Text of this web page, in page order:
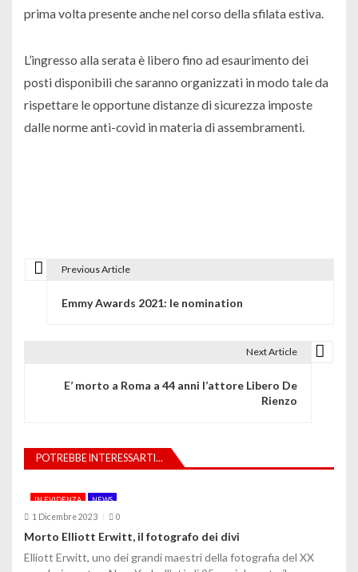
prima volta presente anche nel corso della sfilata estiva.
L’ingresso alla serata è libero fino ad esaurimento dei
posti disponibili che saranno organizzati in modo tale da
rispettare le opportune distanze di sicurezza imposte
dalle norme anti-covid in materia di assembramenti.
o
n
Previous Article
Emmy Awards 2021: le nomination
Next Article
E’ morto a Roma a 44 anni l’attore Libero De
Rienzo
POTREBBE INTERESSARTI...
IN EVIDENZA NEWS
1 Dicembre 2023 0
Morto Elliott Erwitt, il fotografo dei divi
Elliott Erwitt, uno dei grandi maestri della fotografia del XX